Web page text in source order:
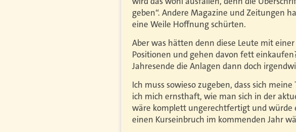
geben“. Andere Magazine und Zeitungen
eine Weile Hoffnung schürten.
Aber was hätten denn diese Leute mit
Positionen und gehen davon fett
Jahresende die Anlagen dann doch
Ich muss sowiesozugeben, dass sich
ich mich ernsthaft, wie man sich in der
wäre komplett ungerechtfertigt und würde
einen Kurseinbruch im kommenden Jahr